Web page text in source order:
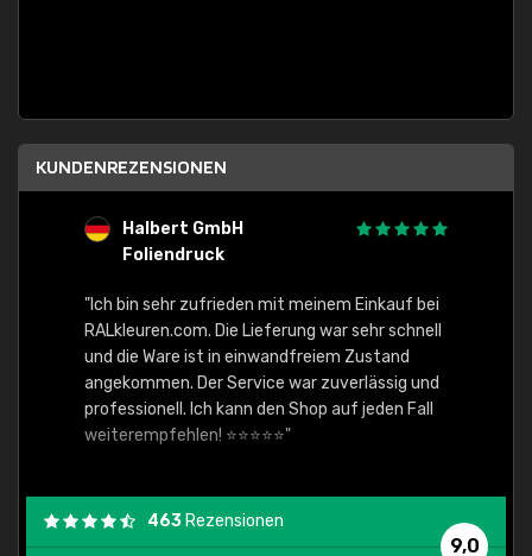
KUNDENREZENSIONEN
Halbert GmbH
Foliendruck
"Ich bin sehr zufrieden mit meinem Einkauf bei
RALkleuren.com. Die Lieferung war sehr schnell
und die Ware ist in einwandfreiem Zustand
angekommen. Der Service war zuverlässig und
professionell. Ich kann den Shop auf jeden Fall
weiterempfehlen! ⭐⭐⭐⭐⭐"
9,0
463 Rezensionen